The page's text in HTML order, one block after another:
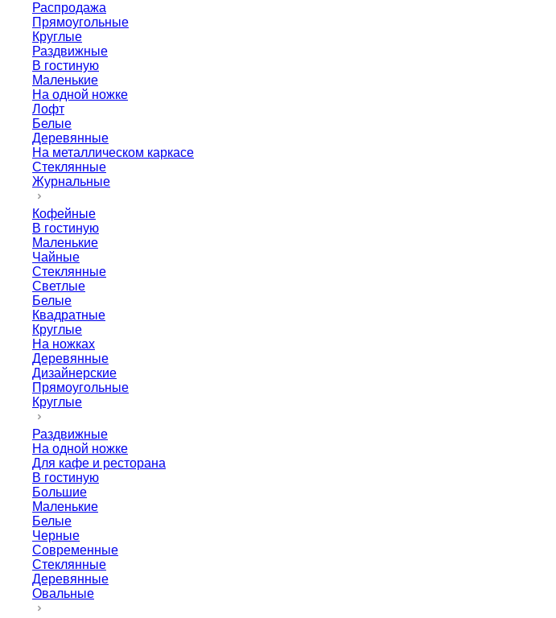
Распродажа
Прямоугольные
Круглые
Раздвижные
В гостиную
Маленькие
На одной ножке
Лофт
Белые
Деревянные
На металлическом каркасе
Стеклянные
Журнальные
Кофейные
В гостиную
Маленькие
Чайные
Стеклянные
Светлые
Белые
Квадратные
Круглые
На ножках
Деревянные
Дизайнерские
Прямоугольные
Круглые
Раздвижные
На одной ножке
Для кафе и ресторана
В гостиную
Большие
Маленькие
Белые
Черные
Современные
Стеклянные
Деревянные
Овальные